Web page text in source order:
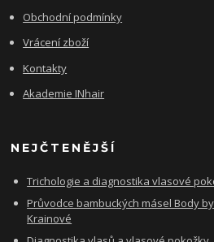
Obchodní podmínky
Vrácení zboží
Kontakty
Akademie INhair
NEJČTENĚJŠÍ
Trichologie a diagnostika vlasové
Průvodce bambuckých másel Body
Krainové